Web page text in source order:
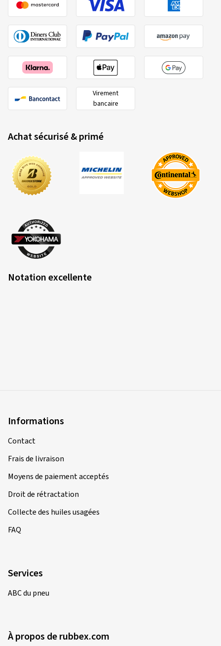
Virement
bancaire
Achat sécurisé & primé
Notation excellente
Informations
Contact
Frais de livraison
Moyens de paiement acceptés
Droit de rétractation
Collecte des huiles usagées
FAQ
Services
ABC du pneu
À propos de rubbex.com